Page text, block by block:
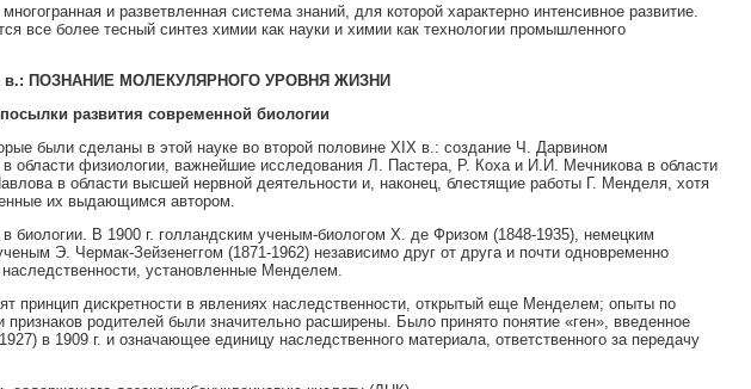
и разветвленная система знаний, для которой характерно интенсивное развитие.
все более тесный синтез химии как науки и химии как технологии промышленного
в.: ПОЗНАНИЕ МОЛЕКУЛЯРНОГО УРОВНЯ ЖИЗНИ
развития современной биологии
были сделаны в этой науке во второй половине XIX в.: создание Ч. Дарвином
области физиологии, важнейшие исследования Л. Пастера, Р. Коха и И.И. Мечникова в области
в области высшей нервной деятельности и, наконец, блестящие работы Г. Менделя, хотя
их выдающимся автором.
биологии. В 1900 г. голландским ученым-биологом X. де Фризом (1848-1935), немецким
Э. Чермак-Зейзенеггом (1871-1962) независимо друг от друга и почти одновременно
установленные Менделем.
принцип дискретности в явлениях наследственности, открытый еще Менделем; опыты по
родителей были значительно расширены. Было принято понятие «ген», введенное
в 1909 г. и означающее единицу наследственного материала, ответственного за передачу